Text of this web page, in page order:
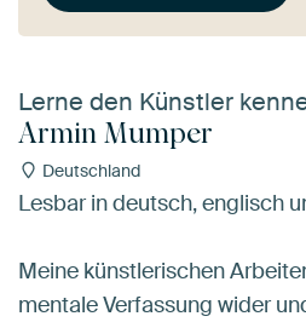
Lerne den Künstler
Armin Mumper
Deutschland
Lesbar in deutsch, englisch
Meine künstlerischen
mentale Verfassung wider